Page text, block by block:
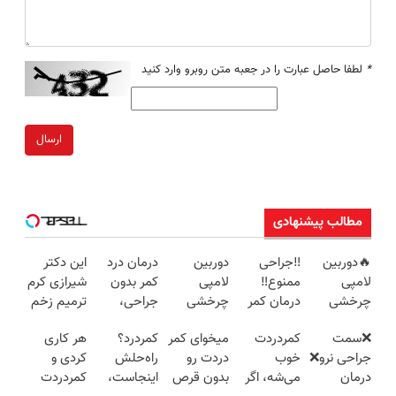
* لطفا حاصل عبارت را در جعبه متن روبرو وارد کنید
ارسال
مطالب پیشنهادی
🔥دوربین
لامپی
چرخشی
🔥 پرداخت
درب منزل
+ گارانتی
‼️جراحی
ممنوع‼️
درمان کمر
جراحی و
دوره نقاهت
دوربین
لامپی
چرخشی
فقط امروز
حراج شد🔥
پرداخت
درمان درد
کمر بدون
جراحی،
پرسش‌نامه
رو پر کن ▶
این دکتر
شیرازی کرم
ترمیم زخم
ساخت!!!
❌سمت
جراحی نرو❌
درمان
کمردردت
خوب
می‌شه، اگر
میخوای کمر
دردت رو
بدون قرص
کمردرد؟
راه‌حلش
اینجاست،
هر کاری
کردی و
کمردردت